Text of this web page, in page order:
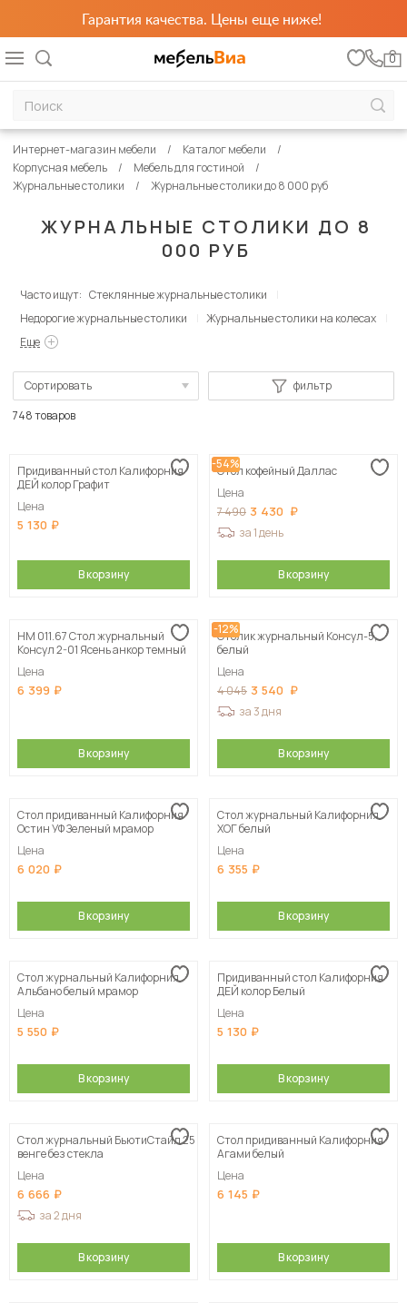
Гарантия качества. Цены еще ниже!
0
ЖУРНАЛЬНЫЕ СТОЛИКИ ДО 8
000 РУБ
Интернет-магазин мебели
Каталог мебели
Корпусная мебель
Мебель для гостиной
Журнальные столики
Журнальные столики до 8 000 руб
Часто ищут: Стеклянные журнальные столики
Недорогие журнальные столики
Журнальные столики на колесах
Еще
Сортировать
Сначала дорогие
фильтр
748 товаров
Придиванный стол Калифорния
ДЕЙ колор Графит
Цена
5 130
В корзину
-54%
Стол кофейный Даллас
Цена
7 490 3 430
за 1 день
В корзину
НМ 011.67 Стол журнальный
Консул 2-01 Ясень анкор темный
Цена
6 399
В корзину
-12%
Столик журнальный Консул-5,
белый
Цена
4 045 3 540
за 3 дня
В корзину
Стол придиванный Калифорния
Остин УФ Зеленый мрамор
Цена
6 020
В корзину
Стол журнальный Калифорния
ХОГ белый
Цена
6 355
В корзину
Стол журнальный Калифорния
Альбано белый мрамор
Цена
5 550
В корзину
Придиванный стол Калифорния
ДЕЙ колор Белый
Цена
5 130
В корзину
Стол журнальный БьютиСтайл 25
венге без стекла
Цена
6 666
за 2 дня
В корзину
Стол придиванный Калифорния
Агами белый
Цена
6 145
В корзину